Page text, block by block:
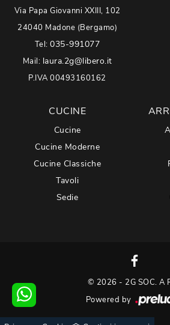
Via Papa Giovanni XXIII, 102
24040 Madone (Bergamo)
Tel:035-991077
Mail: laura.2g@libero.it
P.IVA 00493160162
CUCINE
Cucine
Cucine Moderne
Cucine Classiche
Tavoli
Sedie
© 2026 - 2G SOC. A
Powered by